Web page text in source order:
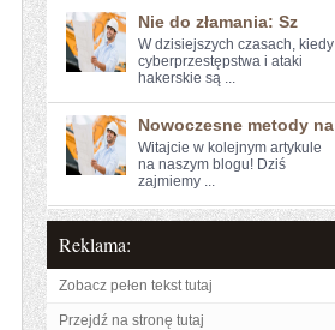
Nie do złamania: Sz
W ‍dzisiejszych czasach, kiedy
cyberprzestępstwa i ‌ataki
hakerskie są ...
Nowoczesne metody na
Witajcie w kolejnym artykule⁤
na naszym blogu! Dziś
zajmiemy ...
Reklama:
Zobacz pełen tekst tutaj
Przejdź na stronę tutaj